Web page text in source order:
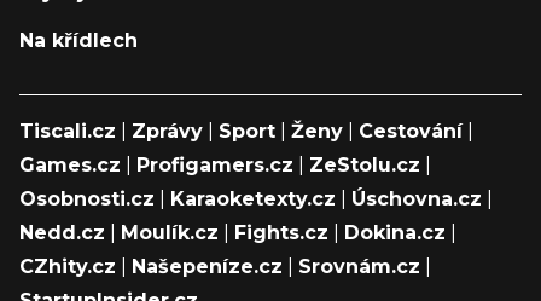
Na křídlech
Tiscali.cz Zprávy Sport Ženy Cestování|
Games.cz
Profigamers.cz ZeStolu.cz
Osobnosti.cz
Karaoketexty.cz Úschovna.cz
Nedd.cz
Moulík.cz Fights.cz Dokina.cz
CZhity.cz
Našepeníze.cz Srovnám.cz